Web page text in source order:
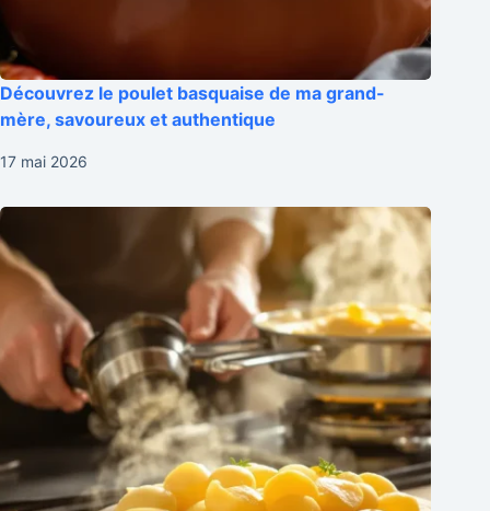
Découvrez le poulet basquaise de ma grand-
mère, savoureux et authentique
17 mai 2026